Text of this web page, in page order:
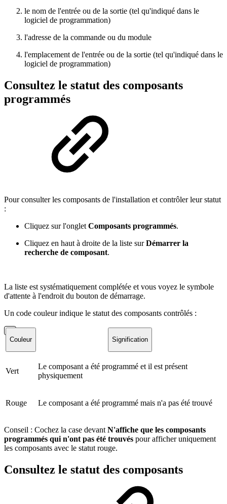
le nom de l'entrée ou de la sortie (tel qu'indiqué dans le
logiciel de programmation)
l'adresse de la commande ou du module
l'emplacement de l'entrée ou de la sortie (tel qu'indiqué dans le
logiciel de programmation)
Consultez le statut des composants
programmés
Pour consulter les composants de l'installation et contrôler leur statut
:
Cliquez sur l'onglet Composants programmés.
Cliquez en haut à droite de la liste surDémarrer la
recherche de composant.
La liste est systématiquement complétée et vous voyez le symbole
d'attente à l'endroit du bouton de démarrage.
Un code couleur indique le statut des composants contrôlés :
Couleur Signification
Vert
Le composant a été programmé et il est présent
physiquement
Rouge Le composant a été programmé mais n'a pas été trouvé
Conseil : Cochez la case devant N'affiche que les composants
programmés qui n'ont pas été trouvés pour afficher uniquement
les composants avec le statut rouge.
Consultez le statut des composants